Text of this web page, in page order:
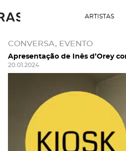
ARTISTAS
CONVERSA, EVENTO
Apresentação de Inês d’Orey
20.01.2024